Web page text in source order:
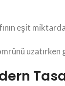
eşit miktarda